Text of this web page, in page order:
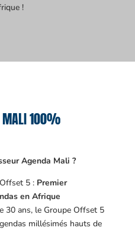
!
MALI 100%
Agenda Mali ?
5 : Premier
en Afrique
30 ans, le Groupe Offset 5
millésimés hauts de